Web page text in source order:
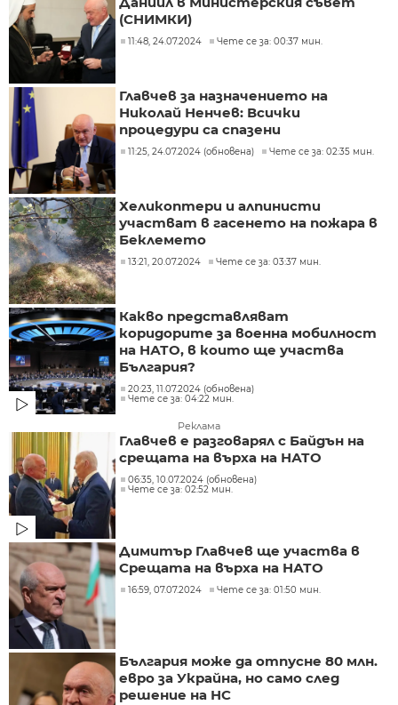
(СНИМКИ)
11:48, 24.07.2024 Чете се за: 00:37 мин.
Главчев за назначението на
Николай Ненчев: Всички
процедури са спазени
11:25, 24.07.2024 (обновена) Чете се за: 02:35 мин.
Хеликоптери и алпинисти
участват в гасенето на пожара в
Беклемето
13:21, 20.07.2024 Чете се за: 03:37 мин.
Какво представляват
коридорите за военна мобилност
на НАТО, в които ще участва
България?
20:23, 11.07.2024 (обновена)
Чете се за: 04:22 мин.
Реклама
Главчев е разговарял с Байдън на
срещата на върха на НАТО
06:35, 10.07.2024 (обновена)
Чете се за: 02:52 мин.
Димитър Главчев ще участва в
Срещата на върха на НАТО
16:59, 07.07.2024 Чете се за: 01:50 мин.
България може да отпусне 80 млн.
евро за Украйна, но само след
решение на НС